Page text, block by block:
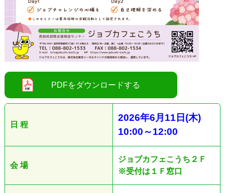
日 程
2026年6月11 日(木)
10:00 ～12:00
会 場
ジョブカフェこうち２Ｆ
※受付は１Ｆ窓口